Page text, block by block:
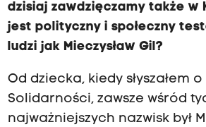
dzisiaj zawdzięczamy także w
jest polityczny i społeczny
ludzi jak Mieczysław Gil?
Od dziecka, kiedy słyszałem
Solidarności, zawsze wśród
najważniejszych nazwisk był